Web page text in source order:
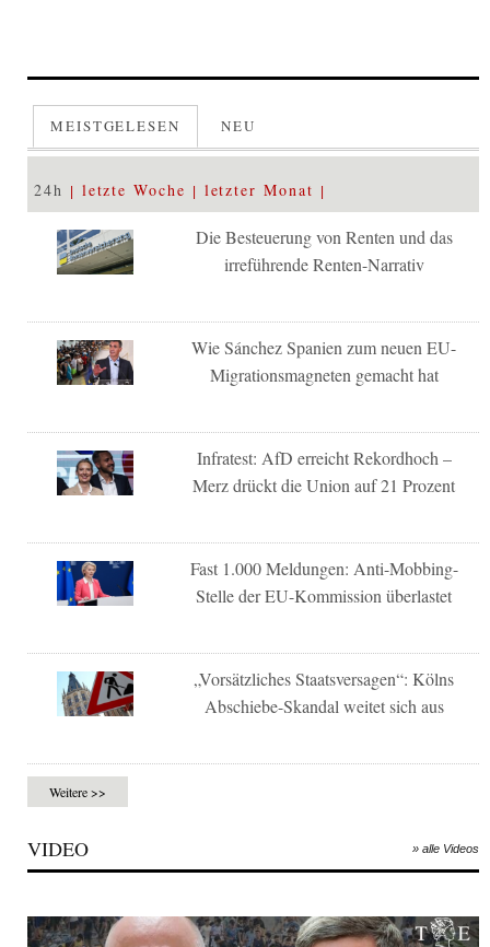
MEISTGELESEN NEU
24h letzte Woche letzter Monat
Die Besteuerung von Renten und das
irreführende Renten-Narrativ
Wie Sánchez Spanien zum neuen EU-
Migrationsmagneten gemacht hat
Infratest: AfD erreicht Rekordhoch –
Merz drückt die Union auf 21 Prozent
Fast 1.000 Meldungen: Anti-Mobbing-
Stelle der EU-Kommission überlastet
„Vorsätzliches Staatsversagen“: Kölns
Abschiebe-Skandal weitet sich aus
Weitere >>
VIDEO » alle Videos